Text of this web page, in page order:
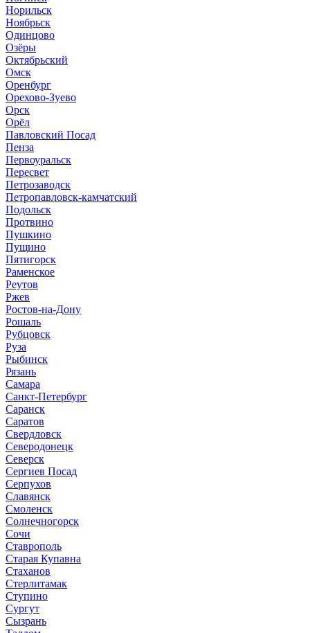
Норильск
Ноябрьск
Одинцово
Озёры
Октябрьский
Омск
Оренбург
Орехово-Зуево
Орск
Орёл
Павловский Посад
Пенза
Первоуральск
Пересвет
Петрозаводск
Петропавловск-камчатский
Подольск
Протвино
Пушкино
Пущино
Пятигорск
Раменское
Реутов
Ржев
Ростов-на-Дону
Рошаль
Рубцовск
Руза
Рыбинск
Рязань
Самара
Санкт-Петербург
Саранск
Саратов
Свердловск
Северодонецк
Северск
Сергиев Посад
Серпухов
Славянск
Смоленск
Солнечногорск
Сочи
Ставрополь
Старая Купавна
Стаханов
Стерлитамак
Ступино
Сургут
Сызрань